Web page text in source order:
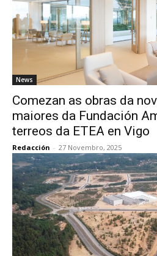
News
Comezan as obras da
maiores da Fundación
terreos da ETEA en Vigo
Redacción - 27 Novembro, 2025